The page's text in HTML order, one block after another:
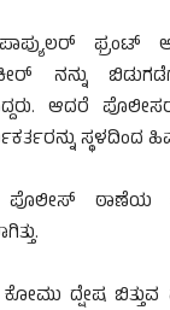
ನನ್ನು
ಆದರೆ
ಸ್ಥಳದಿಂದ
ಠಾಣೆಯ
ದ್ಷೇಷ